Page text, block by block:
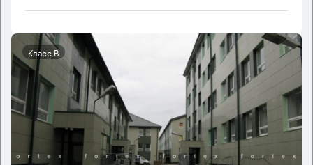
Класс B